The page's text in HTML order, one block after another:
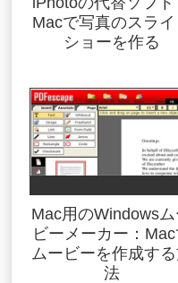
Macで写真のスライ
ショーを作る
Mac用のWindowsム
ビーメーカー：
ムービーを作成す
法